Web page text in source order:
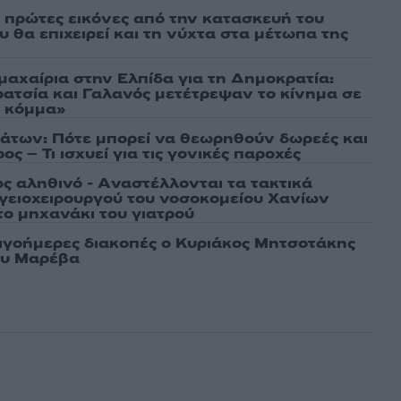
εικόνες από την κατασκευή του
επιχειρεί και τη νύχτα στα μέτωπα της
στην Ελπίδα για τη Δημοκρατία:
και Γαλανός μετέτρεψαν το κίνημα σε
κόμμα»
Πότε μπορεί να θεωρηθούν δωρεές και
– Τι ισχυεί για τις γονικές παροχές
αληθινό - Aναστέλλονται τα τακτικά
του νοσοκομείου Χανίων
μηχανάκι του γιατρού
διακοπές ο Κυριάκος Μητσοτάκης
Μαρέβα